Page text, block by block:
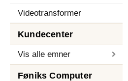
Videotransformer
Kundecenter
Vis alle emner
Føniks Computer